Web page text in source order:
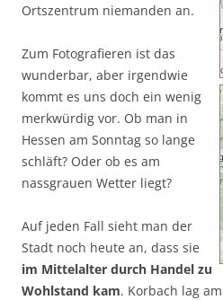
Ortszentrum niemanden an.
Zum Fotografieren ist das
wunderbar, aber irgendwie
kommt es uns doch ein wenig
merkwürdig vor. Ob man in
Hessen am Sonntag so lange
schläft? Oder ob es am
nassgrauen Wetter liegt?
Auf jeden Fall sieht man der
Stadt noch heute an, dass sie
im Mittelalter durch Handel zu
Wohlstand kam. Korbach lag am